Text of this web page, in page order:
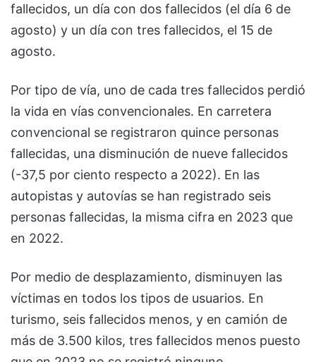
fallecidos, un día con dos fallecidos (el día 6 de
agosto) y un día con tres fallecidos, el 15 de
agosto.
Por tipo de vía, uno de cada tres fallecidos perdió
la vida en vías convencionales. En carretera
convencional se registraron quince personas
fallecidas, una disminución de nueve fallecidos
(-37,5 por ciento respecto a 2022). En las
autopistas y autovías se han registrado seis
personas fallecidas, la misma cifra en 2023 que
en 2022.
Por medio de desplazamiento, disminuyen las
víctimas en todos los tipos de usuarios. En
turismo, seis fallecidos menos, y en camión de
más de 3.500 kilos, tres fallecidos menos puesto